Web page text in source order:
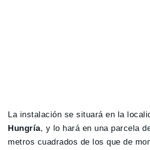
La instalación se situará en la
Hungría, y lo hará en una parcela
metros cuadrados de los que de